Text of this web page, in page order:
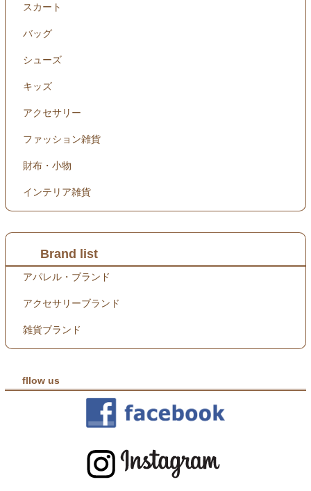
スカート
バッグ
シューズ
キッズ
アクセサリー
ファッション雑貨
財布・小物
インテリア雑貨
Brand list
アパレル・ブランド
アクセサリーブランド
雑貨ブランド
fllow us